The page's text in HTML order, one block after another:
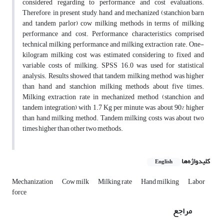
Therefore, in present study, hand and mechanized (stanchion barn
and tandem parlor) cow milking methods in terms of milking
performance and cost. Performance characteristics comprised
technical milking performance and milking extraction rate. One-
kilogram milking cost was estimated considering to fixed and
variable costs of milking. SPSS 16.0 was used for statistical
analysis. Results showed that tandem milking method was higher
than hand and stanchion milking methods about five times.
Milking extraction rate in mechanized method (stanchion and
tandem integration) with 1.7 Kg per minute was about 90% higher
than hand milking method. Tandem milking costs was about two
times higher than other two methods.
کلیدواژه‌ها English
Mechanization Cow milk Milking rate Hand milking Labor
force
مراجع